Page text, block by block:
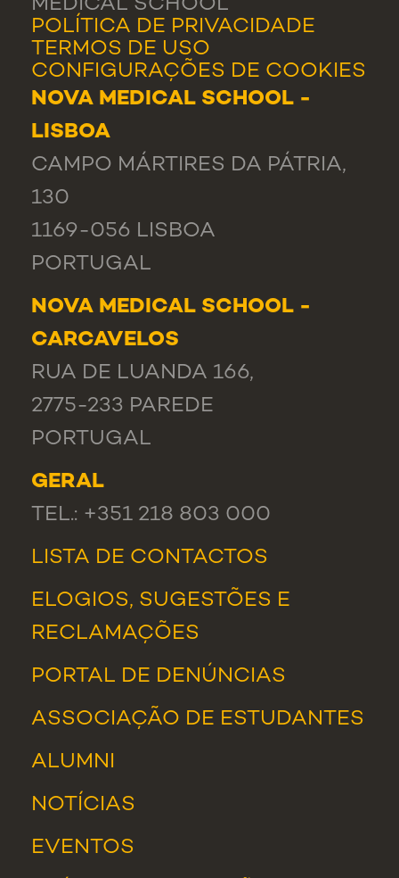
MEDICAL SCHOOL
POLÍTICA DE PRIVACIDADE
TERMOS DE USO
CONFIGURAÇÕES DE COOKIES
NOVA MEDICAL SCHOOL -
LISBOA
CAMPO MÁRTIRES DA PÁTRIA,
130
1169-056 LISBOA
PORTUGAL
NOVA MEDICAL SCHOOL -
CARCAVELOS
RUA DE LUANDA 166,
2775-233 PAREDE
PORTUGAL
GERAL
TEL.: +351 218 803 000
LISTA DE CONTACTOS
ELOGIOS, SUGESTÕES E
RECLAMAÇÕES
PORTAL DE DENÚNCIAS
ASSOCIAÇÃO DE ESTUDANTES
ALUMNI
NOTÍCIAS
EVENTOS